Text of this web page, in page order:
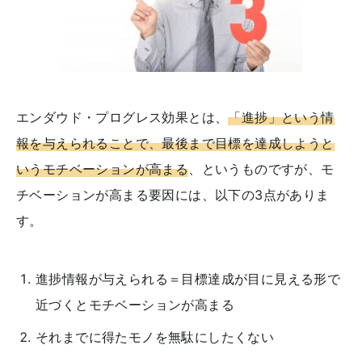
エンダウド・プログレス効果とは、「進捗」という情
報を与えられることで、最後まで目標を達成しようと
いうモチベーションが高まる、というものですが、モ
チベーションが高まる要因には、以下の3点がありま
す。
進捗情報が与えられる＝目標達成が目に見える形で
近づくとモチベーションが高まる
それまでに得たモノを無駄にしたくない